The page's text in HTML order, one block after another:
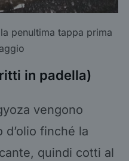
penultima tappa prima
in padella)
vengono
finché la
quindi cotti al